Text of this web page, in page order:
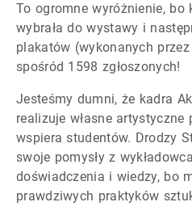
To ogromne wyróżnienie,
wybrała do wystawy i
plakatów (wykonanych
spośród 1598 zgłoszonych!
Jesteśmy dumni, że kadra
realizuje własne artystyczne
wspiera studentów. Drodzy
swoje pomysły z
doświadczenia i wiedzy, bo
prawdziwych praktyków